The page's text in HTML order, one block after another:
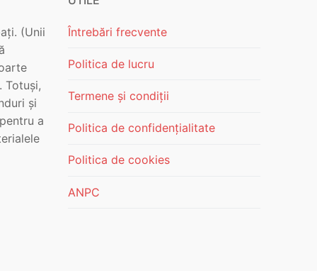
(Unii
Totuși,
și
a
Întrebări frecvente
Politica de lucru
Termene și condiții
Politica de confidențialitate
Politica de cookies
ANPC